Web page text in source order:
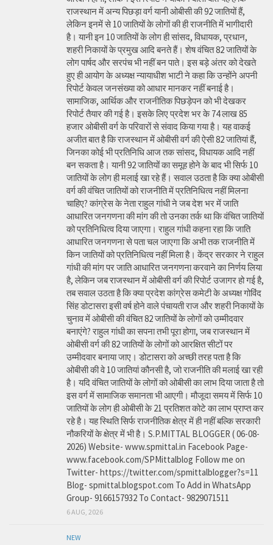
राजस्थान में अन्य पिछड़ा वर्ग यानी ओबीसी की 92 जातियों हैं,
लेकिन इनमें से 10 जातियों के लोगों की ही राजनीति में भागीदारी
है। यानी इन 10 जातियों के लोग ही सांसद, विधायक, प्रधान,
शहरी निकायों के प्रमुख आदि बनते हैं। शेष वंचित 82 जातियों के
लोग पार्षद और सरपंच भी नहीं बन पाते। इस बड़े अंतर को देखते
हुए ही आयोग के अध्यक्ष न्यायाधीश भाटी ने कहा कि उन्होंने अपनी
रिपोर्ट केवल जनसंख्या को आधार मानकर नहीं बनाई है।
सामाजिक, आर्थिक और राजनीतिक पिछड़ेपन को भी देखकर
रिपोर्ट तैयार की गई है। इसके लिए प्रदेश भर के 74 लाख 85
हजार ओबीसी वर्ग के परिवारों से संवाद किया गया है। यह वाकई
अजीत बात है कि राजस्थान में ओबीसी वर्ग की ऐसी 82 जातियां हैं,
जिनका कोई भी प्रतिनिधि आज तक सांसद, विधायक आदि नहीं
बन सकता है। यानी 92 जातियों का समूह होने के बाद भी सिर्फ 10
जातियों के लोग ही मलाई खा रहे हैं। सवाल उठता है कि क्या ओबीसी
वर्ग की वंचित जातियों को राजनीति में प्रतिनिधित्व नहीं मिलना
चाहिए? कांग्रेस के नेता राहुल गांधी ने जब देश भर में जाति
आधारित जनगणना की मांग की तो उनका तर्क था कि वंचित जातियों
को प्रतिनिधित्व दिया जाएगा। राहुल गांधी कहना रहा कि जाति
आधारित जनगणना से पता चल जाएगा कि अभी तक राजनीति में
किन जातियों को प्रतिनिधित्व नहीं मिला है। केंद्र सरकार ने राहुल
गांधी की मांग पर जाति आधारित जनगणना करवाने का निर्णय लिया
है, लेकिन जब राजस्थान में ओबीसी वर्ग की रिपोर्ट उजागर हो गई है,
तब सवाल उठता है कि क्या प्रदेश कांग्रेस कमेटी के अध्यक्ष गोविंद
सिंह डोटासरा इसी वर्ष होने वाले पंचायती राज और शहरी निकायों के
चुनाव में ओबीसी की वंचित 82 जातियों के लोगों को उम्मीदवार
बनाएंगे? राहुल गांधी का सपना तभी पूरा होगा, जब राजस्थान में
ओबीसी वर्ग की 82 जातियों के लोगों को आरक्षित सीटों पर
उम्मीदवार बनाया जाए। डोटासरा को अच्छी तरह पता है कि
ओबीसी की वे 10 जातियां कौनसी है, जो राजनीति की मलाई खा रही
है। यदि वंचित जातियों के लोगों को ओबीसी का लाभ दिया जाता है तो
इस वर्ग में सामाजिक समानता भी आएगी। मौजूदा समय में सिर्फ 10
जातियों के लोग ही ओबीसी के 21 प्रतिशत कोटे का लाभ प्राप्त कर
रहे है। यह स्थिति सिर्फ राजनीतिक क्षेत्र में ही नहीं बल्कि सरकारी
नौकरियों के क्षेत्र में भी है। S.P.MITTAL BLOGGER ( 06-08-
2026) Website- www.spmittal.in Facebook Page-
www.facebook.com/SPMittalblog Follow me on
Twitter- https://twitter.com/spmittalblogger?s=11
Blog- spmittal.blogspot.com To Add in WhatsApp
Group- 9166157932 To Contact- 9829071511
6 AUG, 2026
NEW